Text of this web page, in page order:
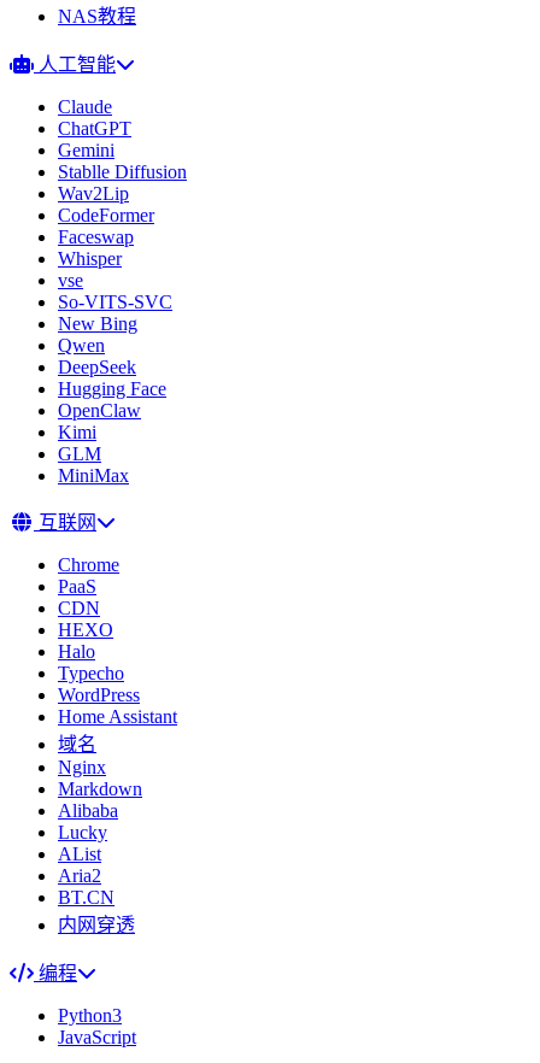
NAS教程
人工智能
Claude
ChatGPT
Gemini
Stablle Diffusion
Wav2Lip
CodeFormer
Faceswap
Whisper
vse
So-VITS-SVC
New Bing
Qwen
DeepSeek
Hugging Face
OpenClaw
Kimi
GLM
MiniMax
互联网
Chrome
PaaS
CDN
HEXO
Halo
Typecho
WordPress
Home Assistant
域名
Nginx
Markdown
Alibaba
Lucky
AList
Aria2
BT.CN
内网穿透
编程
Python3
JavaScript